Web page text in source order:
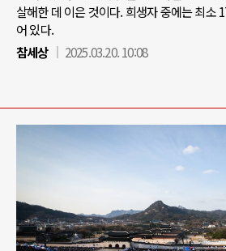
살해한 데 이은 것이다. 희생자 중에는 최소
어 있다.
참세상
2025.03.20. 10:08